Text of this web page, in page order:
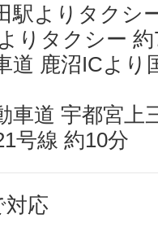
駅よりタクシ
りタクシー
道 鹿沼ICより
車道 宇都宮上
号線 約10分
対応